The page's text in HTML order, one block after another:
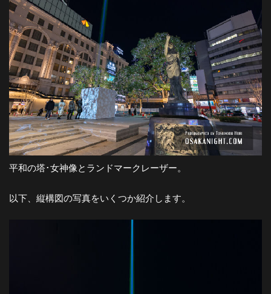
平和の塔･女神像とランドマークレーザー。
以下、縦構図の写真をいくつか紹介します。